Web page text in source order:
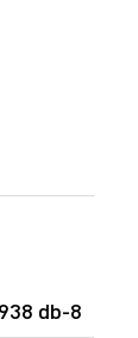
db-8